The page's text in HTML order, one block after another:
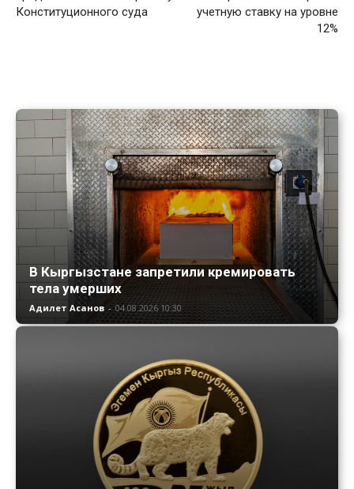
Конституционного суда
учетную ставку на уровне
12%
В Кыргызстане запретили кремировать
тела умерших
Адилет Асанов - 04.08.2026 10:30